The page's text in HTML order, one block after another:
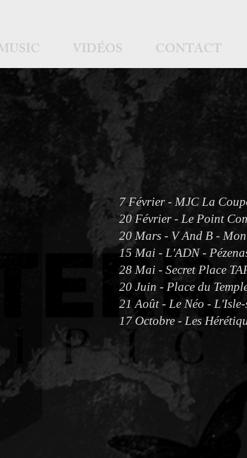
VIDÉOS CONTACT
7 Février - MJC La
20 Février - Le Point
20 Mars - V And B -
15 Mai - L'ADN -
28 Mai - Secret Place
20 Juin - Place du
21 Août - Le Néo -
17 Octobre - Les